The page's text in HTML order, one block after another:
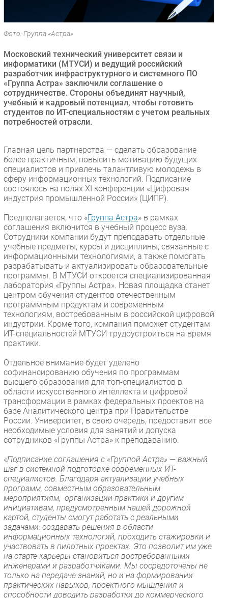
Безопасность
Гаджеты
Здоровье
РАЗДЕЛЫ
Новости
Интервью
Мероприятия
Проекты
IT класс
Тестовый стенд
Каталог компаний
Фото: Группа «Астра»
Московский технический университет связи и
информатики (МТУСИ) и ведущий российский
разработчик инфраструктурного и системного ПО
«Группа Астра» заключили соглашение о
сотрудничестве. Стороны объединят научный,
учебный и кадровый потенциал, чтобы готовить
студентов по ИТ-специальностям с учетом реальных
потребностей отрасли.
Главная цель партнерства — сделать образование
более практичным, повысить мотивацию будущих
специалистов и привлечь талантливую молодежь в
сферу информационных технологий. Подписание
состоялось на полях XI конференции «Цифровая
индустрия промышленной России» (ЦИПР).
Предполагается, что «Группа Астра» в рамках
соглашения включится в учебный процесс вуза.
Сотрудники компании будут преподавать отдельные
учебные предметы, курсы и дисциплины, связанные с
информационными технологиями, а также помогать
разрабатывать и актуализировать образовательные
программы. В МТУСИ откроется специализированная
лаборатория «Группы Астра». Новая площадка станет
центром обучения студентов отечественным
программным продуктам и современным
технологиям, востребованным в российской цифровой
индустрии. Кроме того, компания поможет студентам
ИТ-специальностей МТУСИ трудоустроиться на время
практики.
Отдельное внимание будет уделено
софинансированию обучения по программам
высшего образования для топ-специалистов в
области искусственного интеллекта и цифровой
трансформации в рамках федеральных проектов на
базе Аналитического центра при Правительстве
России. Университет, в свою очередь, предоставит все
необходимые условия для занятий и допуска
сотрудников «Группы Астра» к преподаванию.
«Подписание соглашения с «Группой Астра» — важный
шаг в системной подготовке современных ИT-
специалистов. Благодаря актуализации учебных
программ, совместным образовательным
мероприятиям, организации практики и другим
инициативам, предусмотренным нашей дорожной
картой, студенты смогут работать с реальными
задачами: создавать решения в области
информационных технологий, проходить стажировки и
участвовать в пилотных проектах. Это позволит им уже
на старте карьеры становиться востребованными
инженерами и разработчиками. Мы сосредоточены не
только на передаче знаний, но и на формировании
практических навыков, проектного мышления и
способности доводить разработки до коммерческого